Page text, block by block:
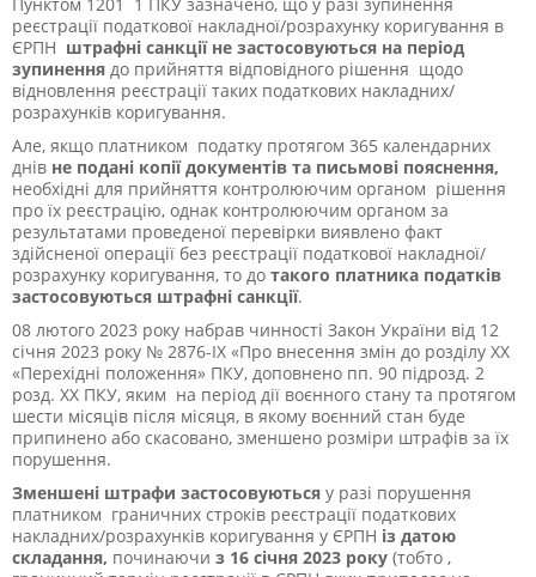
реєстрації податкової накладної/розрахунку коригування в
ЄРПН штрафні санкції не застосовуються на період
зупинення до прийняття відповідного рішення щодо
відновлення реєстрації таких податкових накладних/
розрахунків коригування.
Але, якщо платником податку протягом 365 календарних
днів не подані копії документів та письмові пояснення,
необхідні для прийняття контролюючим органом рішення
про їх реєстрацію, однак контролюючим органом за
результатами проведеної перевірки виявлено факт
здійсненої операції без реєстрації податкової накладної/
розрахунку коригування, то до такого платника податків
застосовуються штрафні санкції.
08 лютого 2023 року набрав чинності Закон України від 12
січня 2023 року № 2876-ІХ «Про внесення змін до розділу XX
«Перехідні положення» ПКУ, доповнено пп. 90 підрозд. 2
розд. ХХ ПКУ, яким на період дії воєнного стану та протягом
шести місяців після місяця, в якому воєнний стан буде
припинено або скасовано, зменшено розміри штрафів за їх
порушення.
Зменшені штрафи застосовуються у разі порушення
платником граничних строків реєстрації податкових
накладних/розрахунків коригування у ЄРПН із датою
складання, починаючи з 16 січня 2023 року (тобто ,